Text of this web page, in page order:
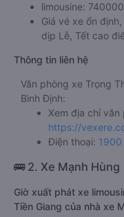
limousine:
Giá vé xe ổn
dịp Lễ, Tết cao
Thông tin liên hệ
Văn phòng xe Trọng
Bình Định:
Xem địa chỉ văn
https://
Điện thoại:
🚌 2. Xe Mạnh Hùng
Giờ xuất phát xe
Tiền Giang của nhà xe